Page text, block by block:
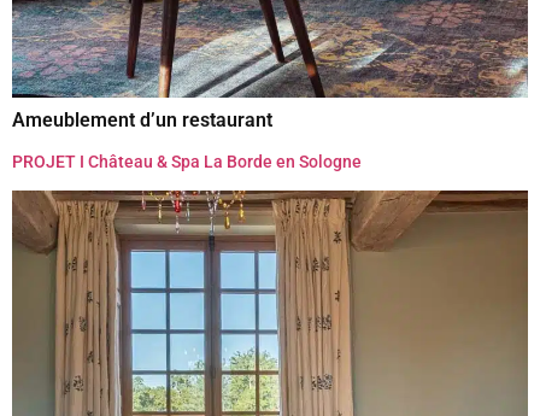
Ameublement d’un restaurant
PROJET I Château & Spa La Borde en Sologne